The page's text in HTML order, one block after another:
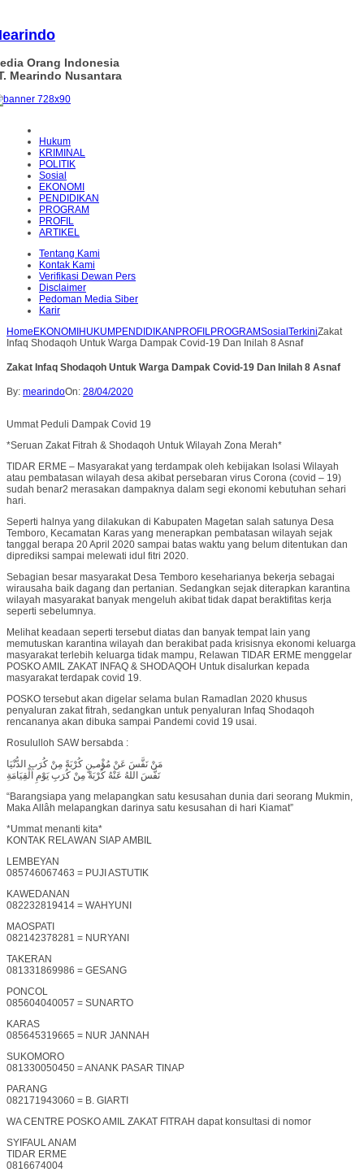
Orang Indonesia
Mearindo Nusantara
Hukum
KRIMINAL
POLITIK
Sosial
EKONOMI
PENDIDIKAN
PROGRAM
PROFIL
ARTIKEL
Tentang Kami
Kontak Kami
Verifikasi Dewan Pers
Disclaimer
Pedoman Media Siber
Karir
Home EKONOMI HUKUM PENDIDIKAN PROFILPROGRAMSosial TerkiniZakat
Infaq Shodaqoh Untuk Warga Dampak Covid-19 Dan Inilah 8 Asnaf
Zakat Infaq Shodaqoh Untuk Warga Dampak Covid-19 Dan Inilah 8 Asnaf
By: mearindoOn: 28/04/2020
Ummat Peduli Dampak Covid 19
*Seruan Zakat Fitrah & Shodaqoh Untuk Wilayah Zona Merah*
TIDAR ERME – Masyarakat yang terdampak oleh kebijakan Isolasi Wilayah
atau pembatasan wilayah desa akibat persebaran virus Corona (covid – 19)
sudah benar2 merasakan dampaknya dalam segi ekonomi kebutuhan sehari
hari.
Seperti halnya yang dilakukan di Kabupaten Magetan salah satunya Desa
Temboro, Kecamatan Karas yang menerapkan pembatasan wilayah sejak
tanggal berapa 20 April 2020 sampai batas waktu yang belum ditentukan dan
diprediksi sampai melewati idul fitri 2020.
Sebagian besar masyarakat Desa Temboro keseharianya bekerja sebagai
wirausaha baik dagang dan pertanian. Sedangkan sejak diterapkan karantina
wilayah masyarakat banyak mengeluh akibat tidak dapat beraktifitas kerja
seperti sebelumnya.
Melihat keadaan seperti tersebut diatas dan banyak tempat lain yang
memutuskan karantina wilayah dan berakibat pada krisisnya ekonomi keluarga
masyarakat terlebih keluarga tidak mampu, Relawan TIDAR ERME menggelar
POSKO AMIL ZAKAT INFAQ & SHODAQOH Untuk disalurkan kepada
masyarakat terdapak covid 19.
POSKO tersebut akan digelar selama bulan Ramadlan 2020 khusus
penyaluran zakat fitrah, sedangkan untuk penyaluran Infaq Shodaqoh
rencananya akan dibuka sampai Pandemi covid 19 usai.
Rosululloh SAW bersabda :
مَنْ نَفَّسَ عَنْ مُؤْمـِنٍ كُرْبَةً مِنْ كُرَبِ الدُّنْيَا
نَفَّسَ اللهُ عَنْهُ كُرْبَةً مِنْ كُرَبِ يَوْمِ الْقِيَامَةِ
“Barangsiapa yang melapangkan satu kesusahan dunia dari seorang Mukmin,
Maka Allâh melapangkan darinya satu kesusahan di hari Kiamat”
*Ummat menanti kita*
KONTAK RELAWAN SIAP AMBIL
LEMBEYAN
085746067463 = PUJI ASTUTIK
KAWEDANAN
082232819414 = WAHYUNI
MAOSPATI
082142378281 = NURYANI
TAKERAN
081331869986 = GESANG
PONCOL
085604040057 = SUNARTO
KARAS
085645319665 = NUR JANNAH
SUKOMORO
081330050450 = ANANK PASAR TINAP
PARANG
082171943060 = B. GIARTI
WA CENTRE POSKO AMIL ZAKAT FITRAH dapat konsultasi di nomor
SYIFAUL ANAM
TIDAR ERME
0816674004